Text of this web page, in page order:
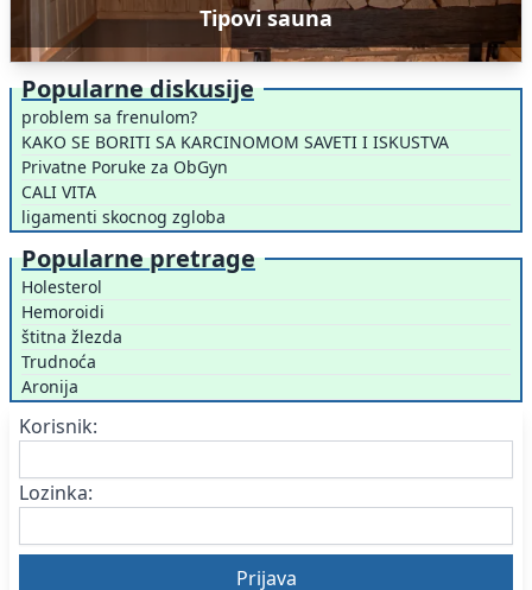
Tipovi sauna
Popularne diskusije
problem sa frenulom?
KAKO SE BORITI SA KARCINOMOM SAVETI I ISKUSTVA
Privatne Poruke za ObGyn
CALI VITA
ligamenti skocnog zgloba
Popularne pretrage
Holesterol
Hemoroidi
štitna žlezda
Trudnoća
Aronija
Korisnik:
Lozinka: